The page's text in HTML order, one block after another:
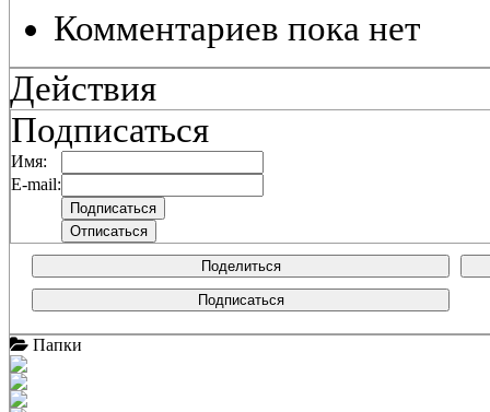
Комментариев пока нет
Действия
Подписаться
Имя:
E-mail:
Поделиться
Подписаться
Папки